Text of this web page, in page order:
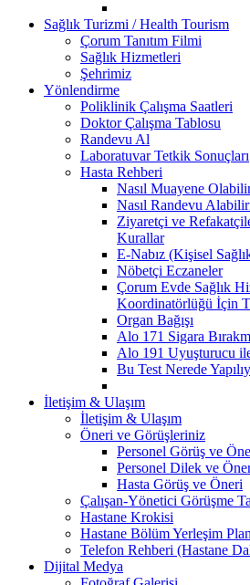
Sağlık Turizmi / Health Tourism
Çorum Tanıtım Filmi
Sağlık Hizmetleri
Şehrimiz
Yönlendirme
Poliklinik Çalışma Saatleri
Doktor Çalışma Tablosu
Randevu Al
Laboratuvar Tetkik Sonuçları
Hasta Rehberi
Nasıl Muayene
Nasıl Randevu
Ziyaretçi ve
Kurallar
E-Nabız (Kişisel
Nöbetçi Eczaneler
Çorum Evde Sağlık
Koordinatörlüğü İçin
Organ Bağışı
Alo 171 Sigara
Alo 191 Uyuşturucu
Bu Test Nerede
İletişim & Ulaşım
İletişim & Ulaşım
Öneri ve Görüşleriniz
Personel Görüş ve
Personel Dilek ve
Hasta Görüş ve Öneri
Çalışan-Yönetici Görüşme
Hastane Krokisi
Hastane Bölüm Yerleşim
Telefon Rehberi (Hastane
Dijital Medya